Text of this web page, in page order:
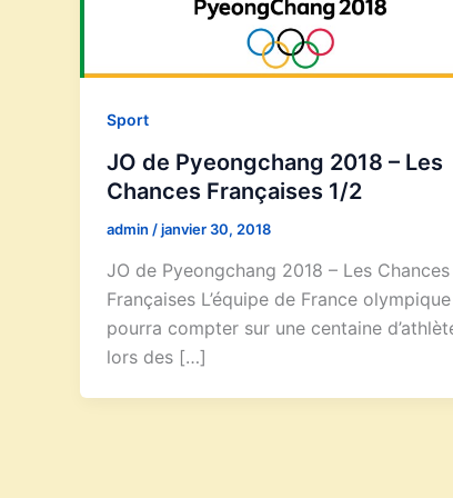
Sport
JO de Pyeongchang 2018 – Les
Chances Françaises 1/2
admin /janvier 30, 2018
JO de Pyeongchang 2018 – Les Chances
Françaises L’équipe de France olympique
pourra compter sur une centaine
lors des […]